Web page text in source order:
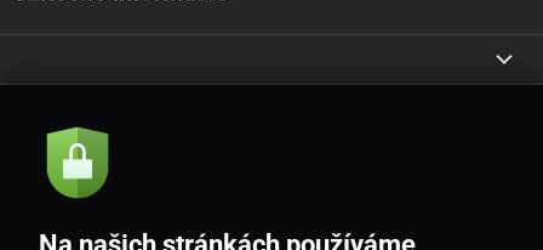
Akcie a novinky e-mailom